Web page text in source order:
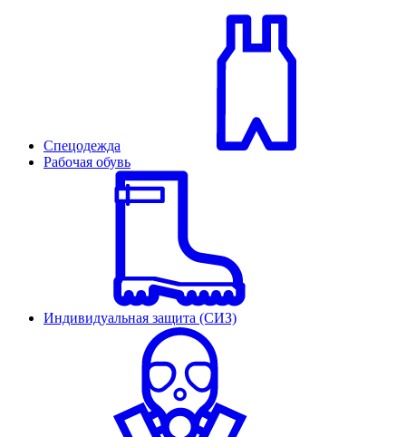
Спецодежда
Рабочая обувь
Индивидуальная защита (СИЗ)